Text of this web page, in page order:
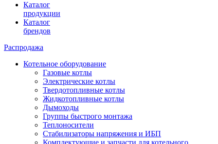
Каталог
продукции
Каталог
брендов
Распродажа
Котельное оборудование
Газовые котлы
Электрические котлы
Твердотопливные котлы
Жидкотопливные котлы
Дымоходы
Группы быстрого монтажа
Теплоносители
Стабилизаторы напряжения и ИБП